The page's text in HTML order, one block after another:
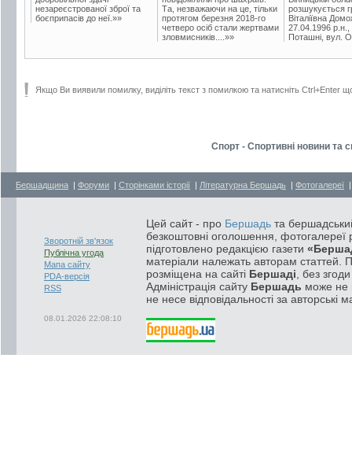
незареєстрованої зброї та
боєприпасів до неї.»»
Та, незважаючи на це, тільки
протягом березня 2018-го
четверо осіб стали жертвами
зловмисників....»»
розшукується
Віталіївна
27.04.1996 р.н.,
Поташні, вул.
Якщо Ви виявили помилку, виділіть текст з помилкою та натисніть Ctrl+Enter
Спорт - Спортивні новини та
Бершадщина | Форуми | Сторінками історії | Літературна Бершадь | Фотогалереї
Зворотній зв'язок
Публічна угода
Мапа сайту
PDA-версія
RSS
08.01.2026 22:08:10
Цей сайт - про Бершадь та
безкоштовні оголошення, фотогалереї
підготовлено редакцією газети
матеріали належать авторам статтей.
розміщена на сайті Бершаді , без
Адміністрація сайту Бершадь може не
не несе відповідальності за авторські